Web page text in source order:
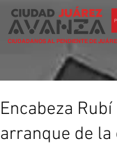
CIUDADANOS AL PENDIENTE DE
Encabeza
arranque de la